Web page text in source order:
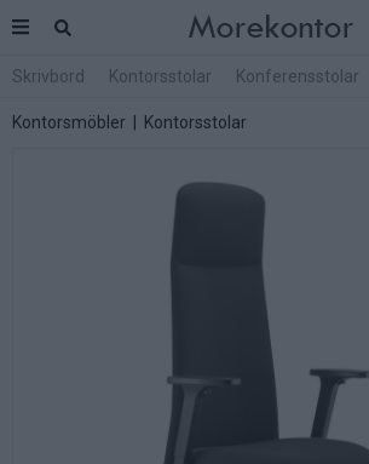
Skrivbord Kontorsstolar Konferensstolar
Kontorsmöbler Kontorsstolar